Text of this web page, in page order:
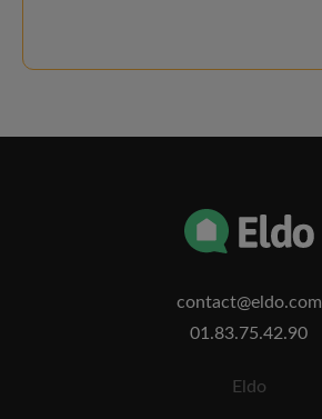
contact@eldo.com
01.83.75.42.90
Eldo